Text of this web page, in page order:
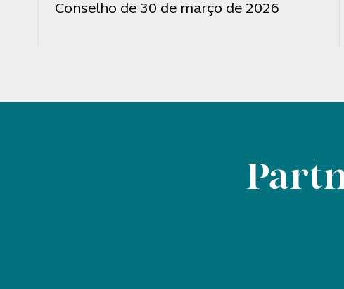
Conselho de 30 de março de 2026